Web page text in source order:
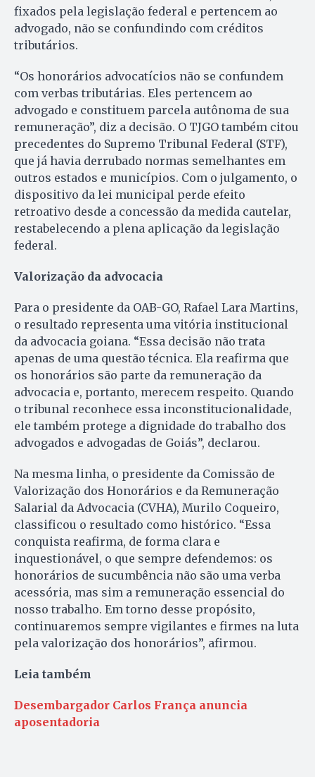
fixados pela legislação federal e pertencem ao
advogado, não se confundindo com créditos
tributários.
“Os honorários advocatícios não se confundem
com verbas tributárias. Eles pertencem ao
advogado e constituem parcela autônoma de sua
remuneração”, diz a decisão. O TJGO também citou
precedentes do Supremo Tribunal Federal (STF),
que já havia derrubado normas semelhantes em
outros estados e municípios. Com o julgamento, o
dispositivo da lei municipal perde efeito
retroativo desde a concessão da medida cautelar,
restabelecendo a plena aplicação da legislação
federal.
Valorização da advocacia
Para o presidente da OAB-GO, Rafael Lara Martins,
o resultado representa uma vitória institucional
da advocacia goiana. “Essa decisão não trata
apenas de uma questão técnica. Ela reafirma que
os honorários são parte da remuneração da
advocacia e, portanto, merecem respeito. Quando
o tribunal reconhece essa inconstitucionalidade,
ele também protege a dignidade do trabalho dos
advogados e advogadas de Goiás”, declarou.
Na mesma linha, o presidente da Comissão de
Valorização dos Honorários e da Remuneração
Salarial da Advocacia (CVHA), Murilo Coqueiro,
classificou o resultado como histórico. “Essa
conquista reafirma, de forma clara e
inquestionável, o que sempre defendemos: os
honorários de sucumbência não são uma verba
acessória, mas sim a remuneração essencial do
nosso trabalho. Em torno desse propósito,
continuaremos sempre vigilantes e firmes na luta
pela valorização dos honorários”, afirmou.
Leia também
Desembargador Carlos França anuncia
aposentadoria